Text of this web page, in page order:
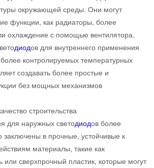
окружающей среды. Они могут
функции, как радиаторы, более
охлаждение с помощью вентилятора.
диодов для внутреннего применения
контролируемых температурных
создавать более простые и
без мощных механизмов
строительства
для наружных светодиодов более
в прочные, устойчивые к
материалы, такие как
сверхпрочный пластик, которые могут